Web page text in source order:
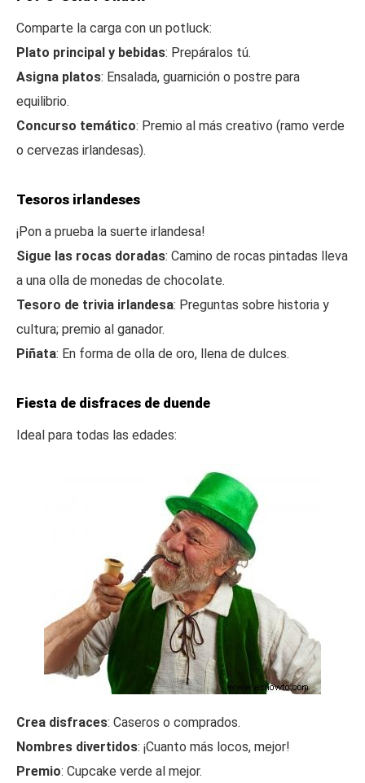
Comparte la carga con un potluck:
Plato principal y bebidas: Prepáralos tú.
Asigna platos: Ensalada, guarnición o postre para
equilibrio.
Concurso temático: Premio al más creativo (ramo verde
o cervezas irlandesas).
Tesoros irlandeses
¡Pon a prueba la suerte irlandesa!
Sigue las rocas doradas: Camino de rocas pintadas lleva
a una olla de monedas de chocolate.
Tesoro de trivia irlandesa: Preguntas sobre historia y
cultura; premio al ganador.
Piñata: En forma de olla de oro, llena de dulces.
Fiesta de disfraces de duende
Ideal para todas las edades:
Crea disfraces: Caseros o comprados.
Nombres divertidos: ¡Cuanto más locos, mejor!
Premio: Cupcake verde al mejor.